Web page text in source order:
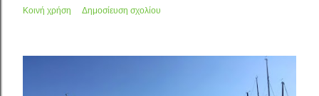
Κοινή χρήση Δημοσίευση σχολίου